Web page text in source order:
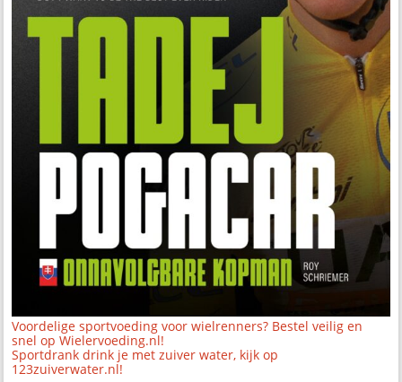
Voordelige sportvoeding voor wielrenners? Bestel veilig en
snel op Wielervoeding.nl!
Sportdrank drink je met zuiver water, kijk op
123zuiverwater.nl!